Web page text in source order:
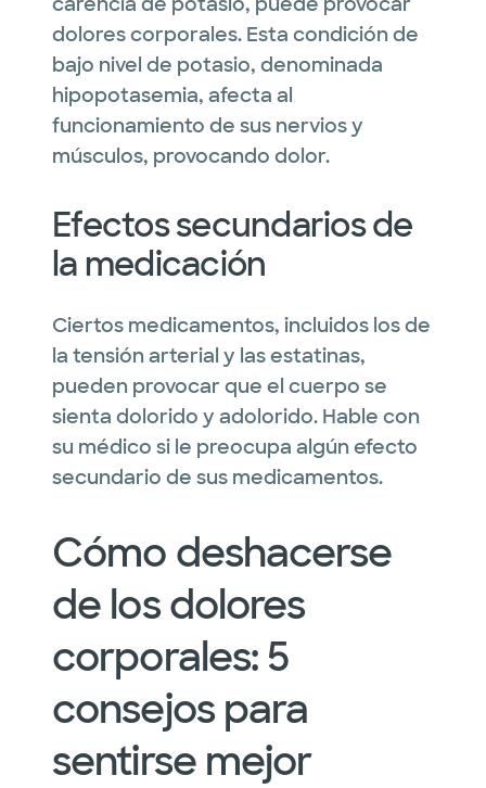
dolores corporales. Esta condición de
bajo nivel de potasio, denominada
hipopotasemia, afecta al
funcionamiento de sus nervios y
músculos, provocando dolor.
Efectos secundarios de
la medicación
Ciertos medicamentos, incluidos los de
la tensión arterial y las estatinas,
pueden provocar que el cuerpo se
sienta dolorido y adolorido. Hable con
su médico si le preocupa algún efecto
secundario de sus medicamentos.
Cómo deshacerse
de los dolores
corporales: 5
consejos para
sentirse mejor